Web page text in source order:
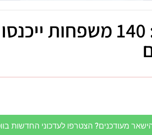
הישג נדיר בעיר: 140
מעודכנים? הצטרפו לעדכוני החדשות